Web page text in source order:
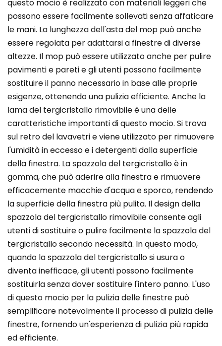
questo mocio è realizzato con materiali leggeri che
possono essere facilmente sollevati senza affaticare
le mani. La lunghezza dell'asta del mop può anche
essere regolata per adattarsi a finestre di diverse
altezze. Il mop può essere utilizzato anche per pulire
pavimenti e pareti e gli utenti possono facilmente
sostituire il panno necessario in base alle proprie
esigenze, ottenendo una pulizia efficiente. Anche la
lama del tergicristallo rimovibile è una delle
caratteristiche importanti di questo mocio. Si trova
sul retro del lavavetri e viene utilizzato per rimuovere
l'umidità in eccesso e i detergenti dalla superficie
della finestra. La spazzola del tergicristallo è in
gomma, che può aderire alla finestra e rimuovere
efficacemente macchie d'acqua e sporco, rendendo
la superficie della finestra più pulita. Il design della
spazzola del tergicristallo rimovibile consente agli
utenti di sostituire o pulire facilmente la spazzola del
tergicristallo secondo necessità. In questo modo,
quando la spazzola del tergicristallo si usura o
diventa inefficace, gli utenti possono facilmente
sostituirla senza dover sostituire l'intero panno. L'uso
di questo mocio per la pulizia delle finestre può
semplificare notevolmente il processo di pulizia delle
finestre, fornendo un'esperienza di pulizia più rapida
ed efficiente.